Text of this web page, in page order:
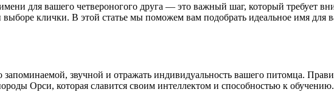
для вашего четвероногого друга — это важный шаг, который требует
клички. В этой статье мы поможем вам подобрать идеальное имя для
звучной и отражать индивидуальность вашего питомца.
Орси, которая славится своим интеллектом и способностью к